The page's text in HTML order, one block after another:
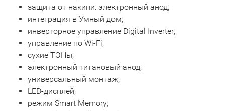
защита от накипи: электронный анод;
интеграция в Умный дом;
инверторное управление Digital Inverter;
управление по Wi-Fi;
сухие ТЭНы;
электронный титановый анод;
универсальный монтаж;
LED-дисплей;
режим Smart Memory;